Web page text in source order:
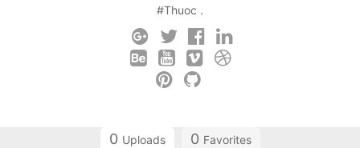
#Thuoc .
0 Uploads 0 Favorites